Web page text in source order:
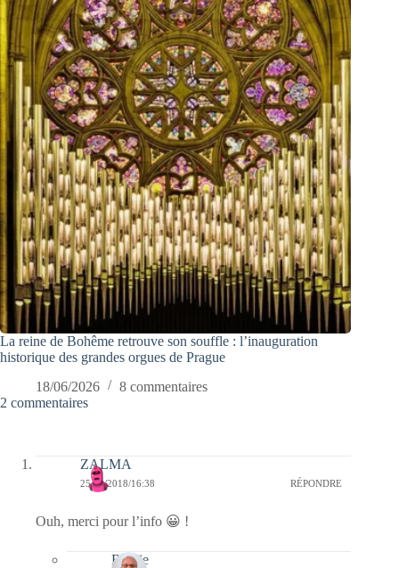
La reine de Bohême retrouve son souffle : l’inauguration
historique des grandes orgues de Prague
18/06/2026
8 commentaires
2 commentaires
ZALMA
25/08/2018/16:38 RÉPONDRE
Ouh, merci pour l’info 😀 !
Bernie